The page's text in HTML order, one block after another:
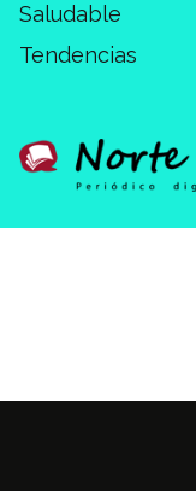
Saludable
Tendencias